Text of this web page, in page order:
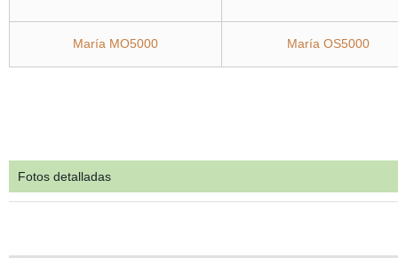
María MO5000 María OS5000
Fotos detalladas